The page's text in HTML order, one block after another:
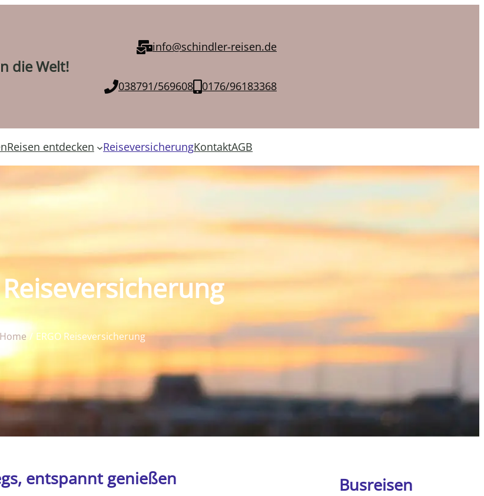
die Welt!
info@schindler-reisen.de
038791/569608 0176/96183368
Reisen entdecken ReiseversicherungKontaktAGB
Reiseversicherung
Home ERGO Reiseversicherung
entspannt genießen
Busreisen